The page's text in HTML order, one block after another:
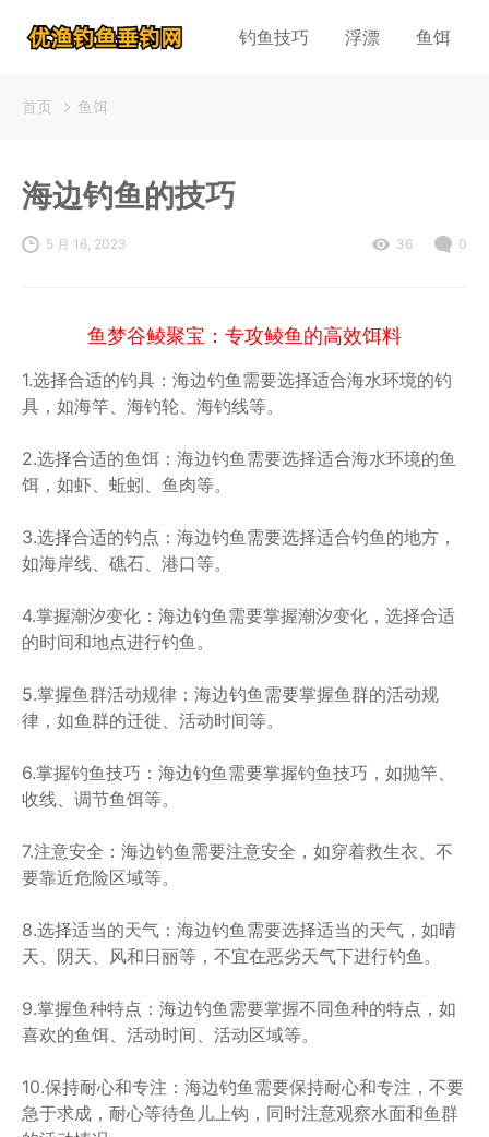
钓鱼技巧 浮漂 鱼饵
首页 鱼饵
海边钓鱼的技巧
5 月 16, 2023 36 0
鱼梦谷鲮聚宝：专攻鲮鱼的高效饵料
1.选择合适的钓具：海边钓鱼需要选择适合海水环境的钓
具，如海竿、海钓轮、海钓线等。
2.选择合适的鱼饵：海边钓鱼需要选择适合海水环境的鱼
饵，如虾、蚯蚓、鱼肉等。
3.选择合适的钓点：海边钓鱼需要选择适合钓鱼的地方，
如海岸线、礁石、港口等。
4.掌握潮汐变化：海边钓鱼需要掌握潮汐变化，选择合适
的时间和地点进行钓鱼。
5.掌握鱼群活动规律：海边钓鱼需要掌握鱼群的活动规
律，如鱼群的迁徙、活动时间等。
6.掌握钓鱼技巧：海边钓鱼需要掌握钓鱼技巧，如抛竿、
收线、调节鱼饵等。
7.注意安全：海边钓鱼需要注意安全，如穿着救生衣、不
要靠近危险区域等。
8.选择适当的天气：海边钓鱼需要选择适当的天气，如晴
天、阴天、风和日丽等，不宜在恶劣天气下进行钓鱼。
9.掌握鱼种特点：海边钓鱼需要掌握不同鱼种的特点，如
喜欢的鱼饵、活动时间、活动区域等。
10.保持耐心和专注：海边钓鱼需要保持耐心和专注，不要
急于求成，耐心等待鱼儿上钩，同时注意观察水面和鱼群